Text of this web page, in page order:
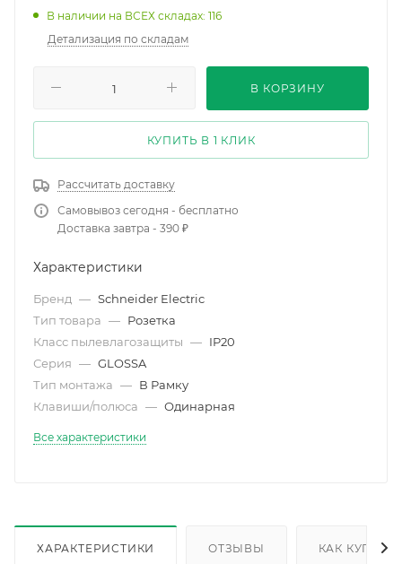
В наличии на ВСЕХ складах: 116
Детализация по складам
В КОРЗИНУ
КУПИТЬ В 1 КЛИК
Рассчитать доставку
Самовывоз сегодня - бесплатно
Доставка завтра - 390 ₽
Характеристики
Бренд — Schneider Electric
Тип товара — Розетка
Класс пылевлагозащиты — IP20
Серия — GLOSSA
Тип монтажа — В Рамку
Клавиши/полюса — Одинарная
Все характеристики
ХАРАКТЕРИСТИКИ ОТЗЫВЫ КАК КУПИТЬ